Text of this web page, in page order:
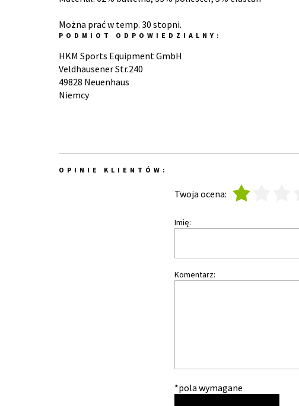
Można prać w temp. 30 stopni.
PODMIOT ODPOWIEDZIALNY:
HKM Sports Equipment GmbH
Veldhausener Str.240
49828 Neuenhaus
Niemcy
OPINIE KLIENTÓW:
Twoja ocena:
Imię:
Komentarz:
*pola wymagane